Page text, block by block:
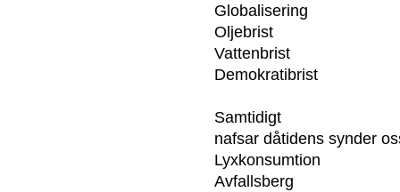
Globalisering
Oljebrist
Vattenbrist
Demokratibrist
Samtidigt
nafsar dåtidens synder
Lyxkonsumtion
Avfallsberg